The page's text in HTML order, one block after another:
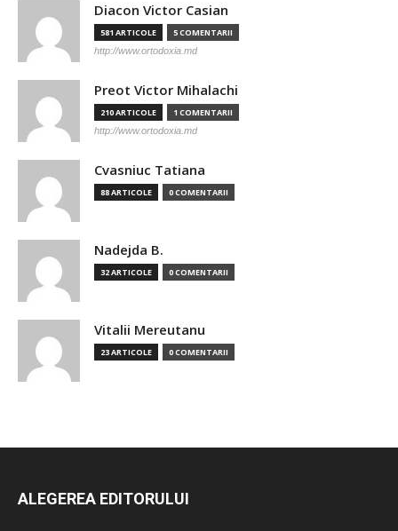
Diacon Victor Casian
581 ARTICOLE 5 COMENTARII
http://www.ortodoxia.md
Preot Victor Mihalachi
210 ARTICOLE 1 COMENTARII
http://www.ortodoxia.md
Cvasniuc Tatiana
88 ARTICOLE 0 COMENTARII
Nadejda B.
32 ARTICOLE 0 COMENTARII
Vitalii Mereutanu
23 ARTICOLE 0 COMENTARII
ALEGEREA EDITORULUI